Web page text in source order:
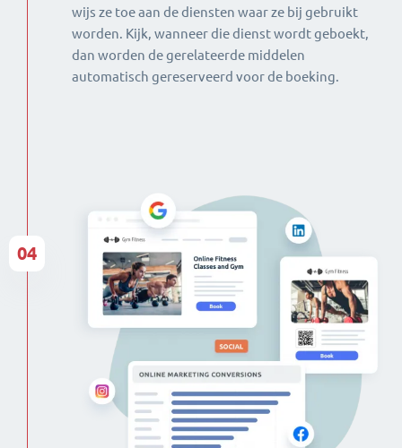
wijs ze toe aan de diensten waar ze bij gebruikt
worden. Kijk, wanneer die dienst wordt geboekt,
dan worden de gerelateerde middelen
automatisch gereserveerd voor de boeking.
04